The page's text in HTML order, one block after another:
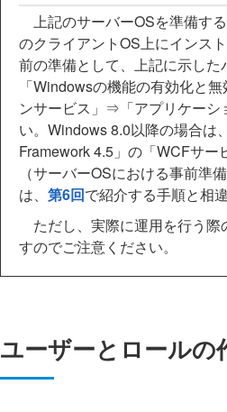
上記のサーバーOSを準備す
のクライアントOS上にインス
前の準備として、上記に示した
「Windowsの機能の有効化と
ンサービス」⇒「アプリケーシ
い。Windows 8.0以降の場合は
Framework 4.5」の「WCFサ
（サーバーOSにおける事前準
は、 第6回で紹介する手順と相
ただし、実際に運用を行う際
すのでご注意ください。
ユーザーとロールの